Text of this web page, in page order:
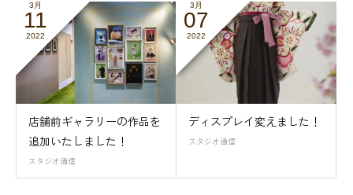
3月
11
2022
店舗前ギャラリーの作品を
追加いたしました！
スタジオ通信
3月
07
2022
ディスプレイ変えました！
スタジオ通信